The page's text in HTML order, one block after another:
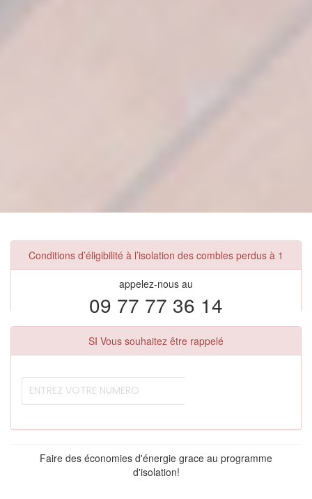
Conditions d’éligibilité à l’isolation des combles perdus à 1
appelez-nous au
09 77 77 36 14
SI Vous souhaitez être rappelé
Faire des économies d'énergie grace au programme
d'isolation!